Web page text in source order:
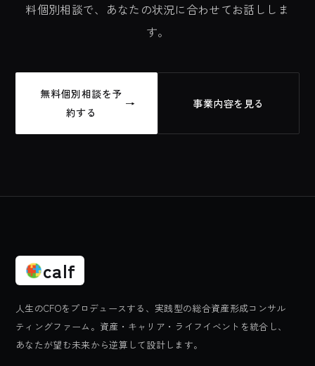
料個別相談で、あなたの状況に合わせてお話ししま
す。
無料個別相談を予
約する
→ 事業内容を見る
calf
人生のCFOをプロデュースする、実践型の総合資産形成コンサル
ティングファーム。資産・キャリア・ライフイベントを統合し、
あなたが望む未来から逆算して設計します。